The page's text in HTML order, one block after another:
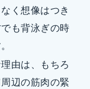
く想像はつき
も背泳ぎの時
由は、もちろ
辺の筋肉の緊